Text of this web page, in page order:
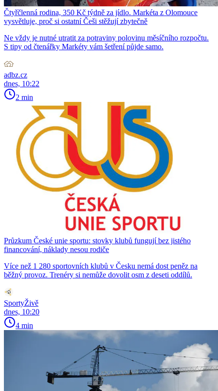
Čtyřčlenná rodina, 350 Kč týdně za jídlo. Markéta z Olomouce
vysvětluje, proč si ostatní Češi stěžují zbytečně
Ne vždy je nutné utratit za potraviny polovinu měsíčního rozpočtu.
S tipy od čtenářky Markéty vám šetření půjde samo.
adbz.cz
dnes, 10:22
2 min
Průzkum České unie sportu: stovky klubů fungují bez jistého
financování, náklady nesou rodiče
Více než 1 280 sportovních klubů v Česku nemá dost peněz na
běžný provoz. Trenéry si nemůže dovolit osm z deseti oddílů.
SportyŽivě
dnes, 10:20
4 min